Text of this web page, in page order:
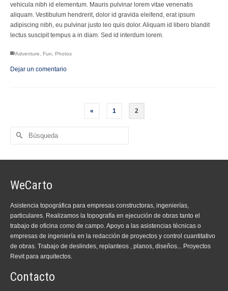
vehicula nibh id elementum. Mauris pulvinar lorem vitae venenatis
aliquam. Vestibulum hendrerit, dolor id gravida eleifend, erat ipsum
adipiscing nibh, eu pulvinar justo leo quis dolor. Aliquam id libero blandit
lectus suscipit tempus a in diam. Sed id interdum lorem.
Adventure Fun Photos
Dejar un comentario
« 1 2
Buscar
WeCarto
Asistencia topográfica para empresas constructoras, ingenierías,
particulares. Realizamos la topografía en ejecución de obras tanto el
trabajo de oficina como de campo. Apoyo a las asistencias técnicas o
empresas de ingeniería en la redacción de proyectos y control cuantitativo
de obras. Trabajo de deslindes, replanteos , planos, diseños... Proyectos
Revit para arquitectos.
Contacto